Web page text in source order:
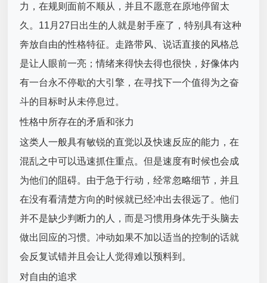
力，在规则面前不顺从，并且不愿意在原地停留太
久。11月27日出生的人就是射手座了，特别具有这种
奔放自由的性格特征。走路带风、说话直接的风格总
是让人眼前一亮；情绪来得快去得也很快，好像体内
有一台永不停歇的大引擎，在寻找下一个值得为之奋
斗的目标时从未停息过。
性格中所存在的矛盾和张力
这类人一般具有敏锐的直觉以及快速反应的能力，在
混乱之中可以迅速抓住重点。但是速度有时候也会成
为他们的阻碍。由于急于行动，经常忽略细节，并且
在没有看清楚方向的时候就已经冲出去很远了。他们
并不是缺少判断力的人，而是习惯用身体先于头脑去
做出回应的习惯。冲动如果不加以适当的控制的话就
会反复试错并且会让人觉得难以预料到。
对自由的追求